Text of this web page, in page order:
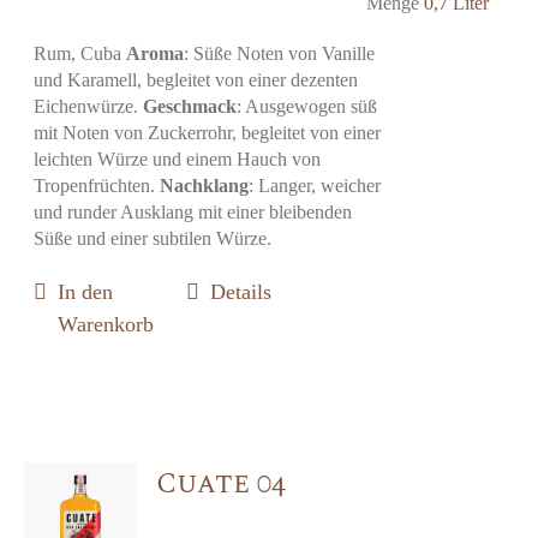
Rum, Cuba Aroma: Süße Noten von Vanille
und Karamell, begleitet von einer dezenten
Eichenwürze.Geschmack: Ausgewogen süß
mit Noten von Zuckerrohr, begleitet von einer
leichten Würze und einem Hauch von
Tropenfrüchten.Nachklang: Langer, weicher
und runder Ausklang mit einer bleibenden
Süße und einer subtilen Würze.
In den
Warenkorb
Details
Cuate 04